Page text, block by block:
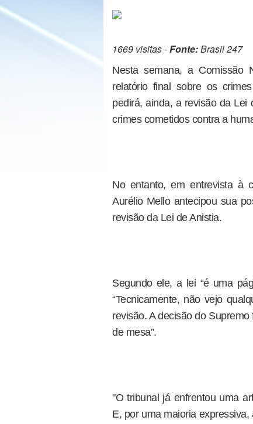
1669 visitas -Fonte:Brasil 247
Nesta semana, a Comissão
relatório final sobre os
pedirá, ainda, a revisão da Lei
crimes cometidos contra a
No entanto, em entrevista à
Aurélio Mello antecipou sua
revisão da Lei de Anistia.
Segundo ele, a lei “é uma
“Tecnicamente, não vejo
revisão. A decisão do
de mesa”.
"O tribunal já enfrentou uma
E, por uma maioria